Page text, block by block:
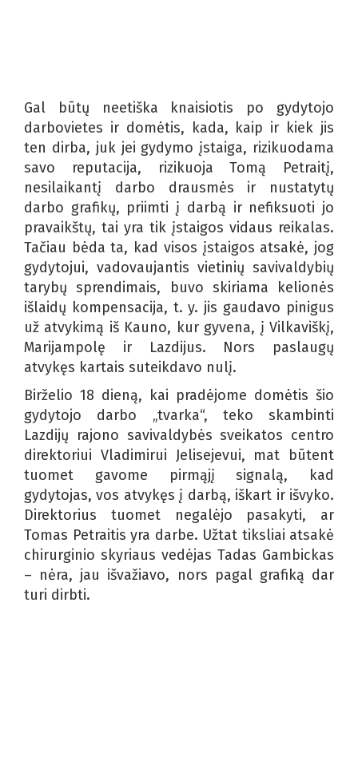
Gal būtų neetiška knaisiotis po gydytojo
darbovietes ir domėtis, kada, kaip ir kiek jis
ten dirba, juk jei gydymo įstaiga, rizikuodama
savo reputacija, rizikuoja Tomą Petraitį,
nesilaikantį darbo drausmės ir nustatytų
darbo grafikų, priimti į darbą ir nefiksuoti jo
pravaikštų, tai yra tik įstaigos vidaus reikalas.
Tačiau bėda ta, kad visos įstaigos atsakė, jog
gydytojui, vadovaujantis vietinių savivaldybių
tarybų sprendimais, buvo skiriama kelionės
išlaidų kompensacija, t. y. jis gaudavo pinigus
už atvykimą iš Kauno, kur gyvena, į Vilkaviškį,
Marijampolę ir Lazdijus. Nors paslaugų
atvykęs kartais suteikdavo nulį.
Birželio 18 dieną, kai pradėjome domėtis šio
gydytojo darbo „tvarka“, teko skambinti
Lazdijų rajono savivaldybės sveikatos centro
direktoriui Vladimirui Jelisejevui, mat būtent
tuomet gavome pirmąjį signalą, kad
gydytojas, vos atvykęs į darbą, iškart ir išvyko.
Direktorius tuomet negalėjo pasakyti, ar
Tomas Petraitis yra darbe. Užtat tiksliai atsakė
chirurginio skyriaus vedėjas Tadas Gambickas
– nėra, jau išvažiavo, nors pagal grafiką dar
turi dirbti.